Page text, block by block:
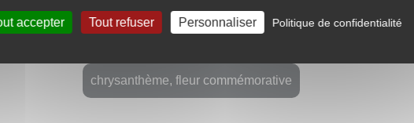
les moments de transition. Le chrysanthème est la fleur de
les personnes nées en automne.
chrysanthème, fleur commémorative
accepter Tout refuser Personnaliser Politique de confidentialité